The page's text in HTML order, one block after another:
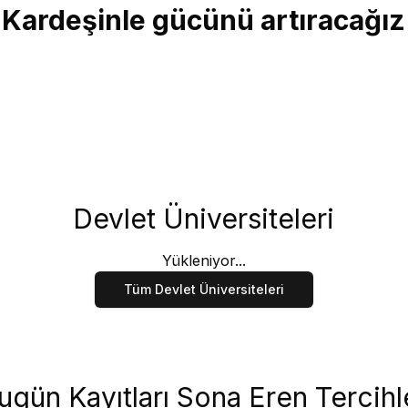
Kardeşinle gücünü artıracağız
Devlet Üniversiteleri
Yükleniyor...
Tüm Devlet Üniversiteleri
Kayıtları Sona Eren